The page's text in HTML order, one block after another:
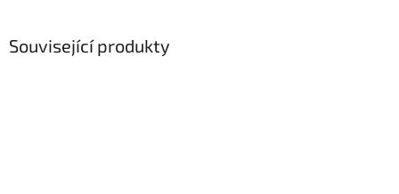
Související produkty